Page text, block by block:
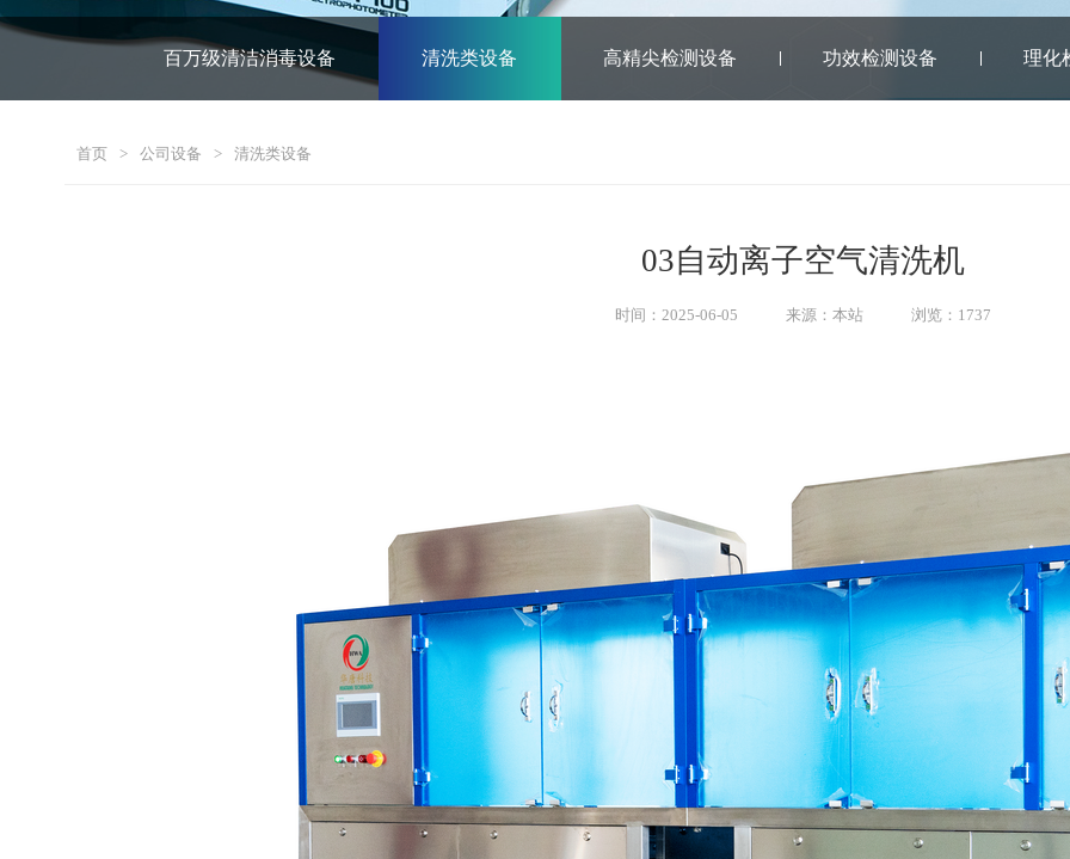
百万级清洁消毒设备 清洗类设备 高精尖检测设备 功效检测设备 理化
首页 > 公司设备 > 清洗类设备
03自动离子空气清洗机
时间：2025-06-05 来源：本站 浏览：1737